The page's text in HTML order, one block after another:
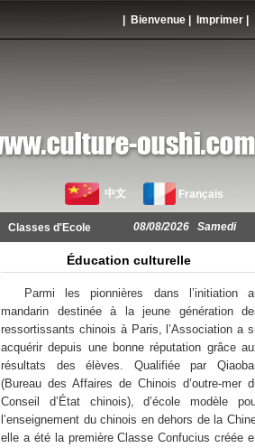
| Bienvenue | Imprimer
中文 Français
Classes d'Ecole 08/08/2026 Samedi
Éducation culturelle
Parmi les pionnières dans l’initiation
mandarin destinée à la jeune génération
ressortissants chinois à Paris, l’Association a
acquérir depuis une bonne réputation grâce
résultats des élèves. Qualifiée par
(Bureau des Affaires de Chinois d’outre-mer
Conseil d’État chinois), d’école modèle
l’enseignement du chinois en dehors de la
elle a été la première Classe Confucius créée